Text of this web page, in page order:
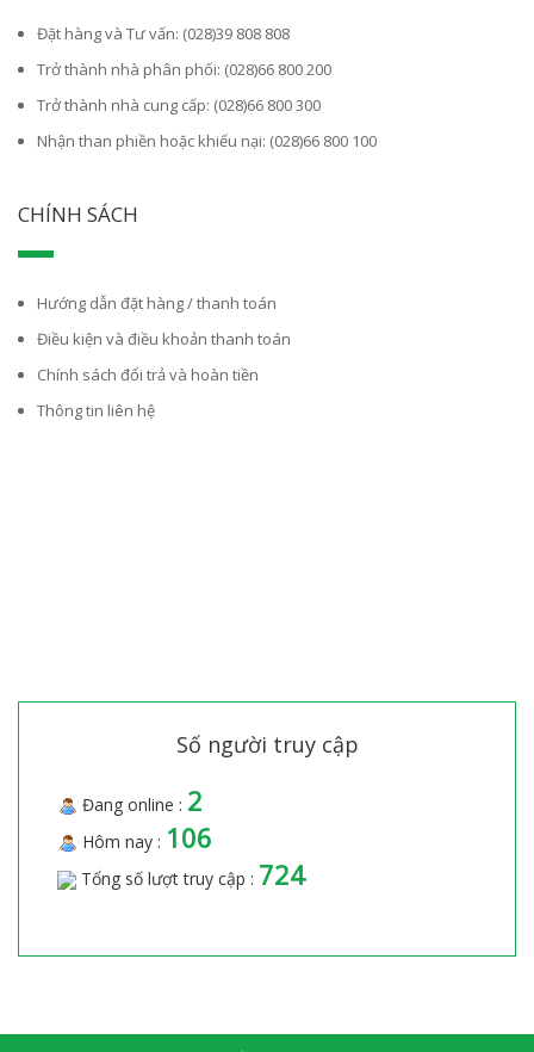
Đặt hàng và Tư vấn: (028)39 808 808
Trở thành nhà phân phối: (028)66 800 200
Trở thành nhà cung cấp: (028)66 800 300
Nhận than phiền hoặc khiếu nại: (028)66 800 100
CHÍNH SÁCH
Hướng dẫn đặt hàng / thanh toán
Điều kiện và điều khoản thanh toán
Chính sách đổi trả và hoàn tiền
Thông tin liên hệ
Số người truy cập
Đang online : 2
Hôm nay : 106
Tổng số lượt truy cập : 724